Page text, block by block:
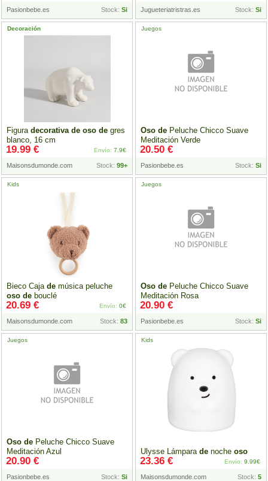
Pasionbebe.es Stock: Si Jugueteriatristras.es Stock: Si
Figura decorativa de oso de gres
blanco, 16 cm
Decoración
Maisonsdumonde.com Stock: 99+
19.99 € Envío: 7.9€
Oso de Peluche Chicco Suave
Meditación Verde
Juegos
Pasionbebe.es Stock: Si
20.50 €
Bieco Caja de música peluche
oso de bouclé
Kids
Maisonsdumonde.com Stock: 83
20.69 € Envío: 0€
Oso de Peluche Chicco Suave
Meditación Rosa
Juegos
Pasionbebe.es Stock: Si
20.90 €
Oso de Peluche Chicco Suave
Meditación Azul
Juegos
Pasionbebe.es Stock: Si
20.90 €
Ulysse Lámpara de noche oso
Kids
Maisonsdumonde.com Stock: 5
23.36 € Envío: 9.99€